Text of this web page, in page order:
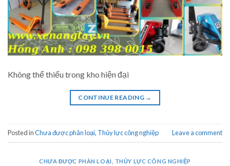
Không thể thiếu trong kho hiện đại
CONTINUE READING →
Posted inChưa được phân loại, Thủy lực công nghiệp Leave a comment
CHƯA ĐƯỢC PHÂN LOẠI THỦY LỰC CÔNG NGHIỆP